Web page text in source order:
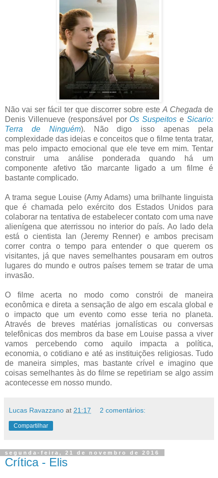
Não vai ser fácil ter que discorrer sobre este A Chegada de
Denis Villenueve (responsável por Os Suspeitos eSicario:
Terra de Ninguém). Não digo isso apenas pela
complexidade das ideias e conceitos que o filme tenta tratar,
mas pelo impacto emocional que ele teve em mim. Tentar
construir uma análise ponderada quando há um
componente afetivo tão marcante ligado a um filme é
bastante complicado.
A trama segue Louise (Amy Adams) uma brilhante linguista
que é chamada pelo exército dos Estados Unidos para
colaborar na tentativa de estabelecer contato com uma nave
alienígena que aterrissou no interior do país. Ao lado dela
está o cientista Ian (Jeremy Renner) e ambos precisam
correr contra o tempo para entender o que querem os
visitantes, já que naves semelhantes pousaram em outros
lugares do mundo e outros países temem se tratar de uma
invasão.
O filme acerta no modo como constrói de maneira
econômica e direta a sensação de algo em escala global e
o impacto que um evento como esse teria no planeta.
Através de breves matérias jornalísticas ou conversas
telefônicas dos membros da base em Louise passa a viver
vamos percebendo como aquilo impacta a política,
economia, o cotidiano e até as instituições religiosas. Tudo
de maneira simples, mas bastante crível e imagino que
coisas semelhantes às do filme se repetiriam se algo assim
acontecesse em nosso mundo.
Lucas Ravazzano at 21:17 2 comentários:
Compartilhar
segunda-feira, 21 de novembro de 2016
Crítica - Elis